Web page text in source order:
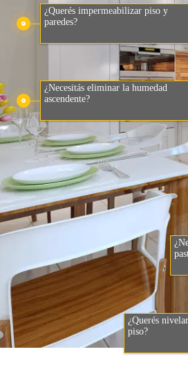
¿Querés impermeabilizar piso y
paredes?
¿Querés
piso?
¿Necesitás eliminar la humedad
ascendente?